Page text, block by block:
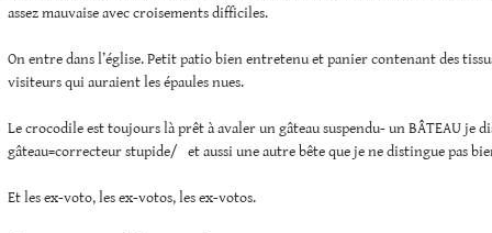
assez mauvaise avec croisements difficiles.
On entre dans l’église. Petit patio bien entretenu et panier contenant des
visiteurs qui auraient les épaules nues.
Le crocodile est toujours là prêt à avaler un gâteau suspendu- un BÂTEAU je
gâteau=correcteur stupide/ et aussi une autre bête que je ne distingue pas
Et les ex-voto, les ex-votos, les ex-votos.